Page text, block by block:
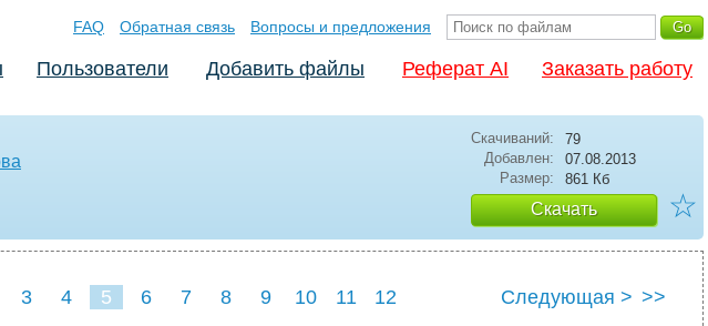
FAQ Обратная связь Вопросы и предложения
Пользователи Добавить файлы Реферат AI Заказать работу
Скачиваний:
79
Добавлен:
07.08.2013
Размер:
861 Кб
Скачать ☆
3 4 5 6 7 8 9 10 11 12 Следующая > >>